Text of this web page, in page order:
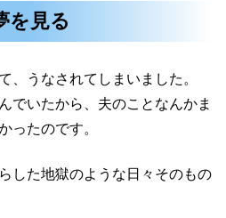
を見る
、うなされてしまいました。
でいたから、夫のことなんかま
ったのです。
した地獄のような日々そのもの